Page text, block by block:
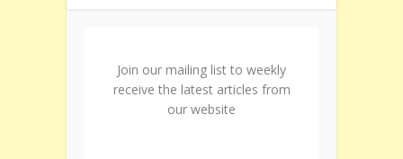
Join our mailing list to weekly
receive the latest articles from
our website